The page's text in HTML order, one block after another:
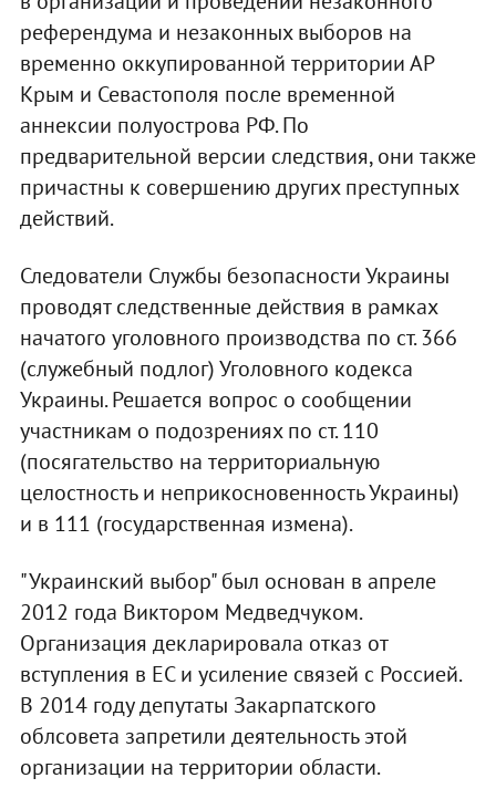
референдума и незаконных выборов на
временно оккупированной территории АР
Крым и Севастополя после временной
аннексии полуострова РФ. По
предварительной версии следствия, они также
причастны к совершению других преступных
действий.
Следователи Службы безопасности Украины
проводят следственные действия в рамках
начатого уголовного производства по ст. 366
(служебный подлог) Уголовного кодекса
Украины. Решается вопрос о сообщении
участникам о подозрениях по ст. 110
(посягательство на территориальную
целостность и неприкосновенность Украины)
и в 111 (государственная измена).
"Украинский выбор" был основан в апреле
2012 года Виктором Медведчуком.
Организация декларировала отказ от
вступления в ЕС и усиление связей с Россией.
В 2014 году депутаты Закарпатского
облсовета запретили деятельность этой
организации на территории области.